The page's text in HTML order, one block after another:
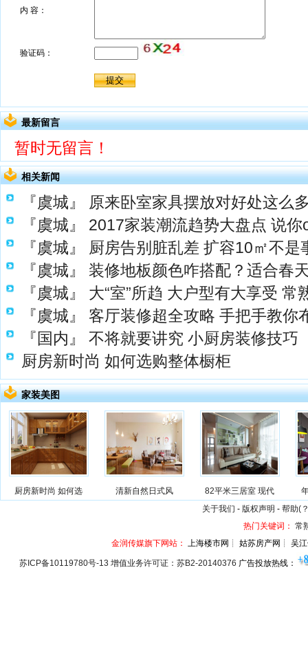
最新留言
暂时无留言！
相关新闻
『虞城』
原来卧室家具摆放对好处这么
『虞城』
2017家装潮流趋势大盘点 说
『虞城』
厨房告别脏乱差 扩容10㎡不是
『虞城』
装修地板颜色咋搭配？适合春
『虞城』
大“室”所趋 大户型有大享受 常
『虞城』
客厅装修超全攻略 手把手教你
『国内』
不将就要讲究 小厨房装修技巧
厨房新时尚 如何选购整体橱柜
家装美图
厨房新时尚 如何选 清新自然日式风 82平米三居室 现代
关于我们 - 版权声明 - 帮助(
热门关键词： 常
金润传媒旗下网站： 上海楼市网┊ 姑苏房产网┊ 吴
苏ICP备10119780号-13 增值业务许可证：苏B2-20140376 广告投放热线：